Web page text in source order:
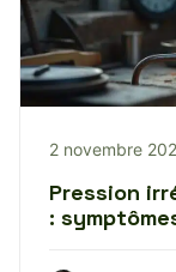
2 novembre
Pression
: